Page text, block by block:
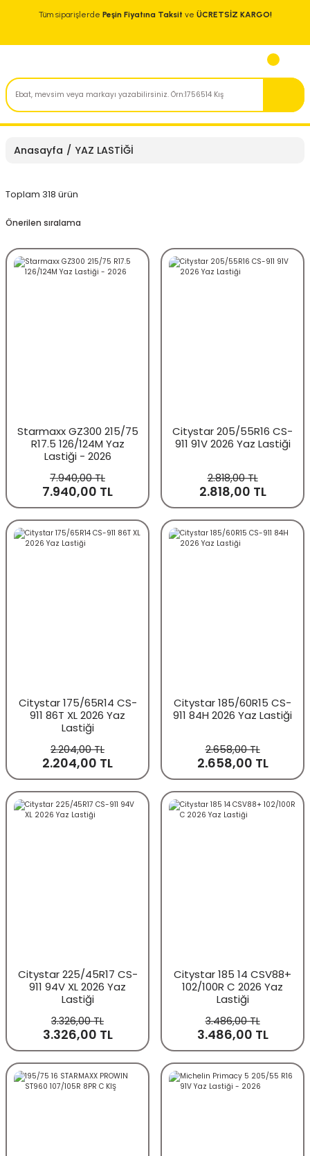
Tüm siparişlerde Peşin Fiyatına Taksit ve ÜCRETSİZ KARGO!
Anasayfa YAZ LASTİĞİ
Toplam 318 ürün
Starmaxx GZ300 215/75
R17.5 126/124M Yaz
Lastiği - 2026
7.940,00 TL
7.940,00 TL
Citystar 205/55R16 CS-
911 91V 2026 Yaz Lastiği
2.818,00 TL
2.818,00 TL
Citystar 175/65R14 CS-
911 86T XL 2026 Yaz
Lastiği
2.204,00 TL
2.204,00 TL
Citystar 185/60R15 CS-
911 84H 2026 Yaz Lastiği
2.658,00 TL
2.658,00 TL
Citystar 225/45R17 CS-
911 94V XL 2026 Yaz
Lastiği
3.326,00 TL
3.326,00 TL
Citystar 185 14 CSV88+
102/100R C 2026 Yaz
Lastiği
3.486,00 TL
3.486,00 TL